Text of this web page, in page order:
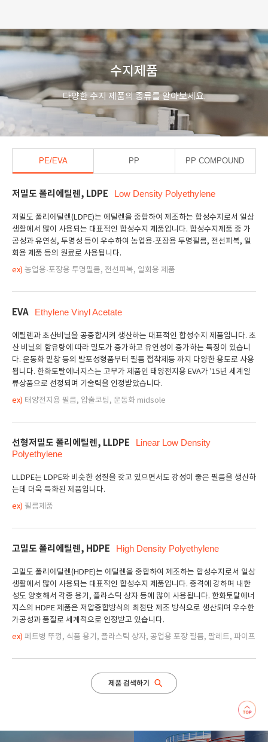
수지제품
다양한 수지 제품의 종류를 알아보세요.
PE/EVA PP PP COMPOUND
저밀도 폴리에틸렌, LDPE Low Density Polyethylene
저밀도 폴리에틸렌(LDPE)는 에틸렌을 중합하여 제조하는 합성수지로서 일상
생활에서 많이 사용되는 대표적인 합성수지 제품입니다. 합성수지제품 중 가
공성과 유연성, 투명성 등이 우수하여 농업용·포장용 투명필름, 전선피복, 일
회용 제품 등의 원료로 사용됩니다.
ex) 농업용·포장용 투명필름, 전선피복, 일회용 제품
EVA Ethylene Vinyl Acetate
에틸렌과 초산비닐을 공중합시켜 생산하는 대표적인 합성수지 제품입니다. 초
산 비닐의 함유량에 따라 밀도가 증가하고 유연성이 증가하는 특징이 있습니
다. 운동화 밑창 등의 발포성형품부터 필름 접착제등 까지 다양한 용도로 사용
됩니다. 한화토탈에너지스는 고부가 제품인 태양전지용 EVA가 '15년 세계일
류상품으로 선정되며 기술력을 인정받았습니다.
ex) 태양전지용 필름, 압출코팅, 운동화 midsole
선형저밀도 폴리에틸렌, LLDPE
Linear Low Density
Polyethylene
LLDPE는 LDPE와 비슷한 성질을 갖고 있으면서도 강성이 좋은 필름을 생산하
는데 더욱 특화된 제품입니다.
ex) 필름제품
고밀도 폴리에틸렌, HDPE High Density Polyethylene
고밀도 폴리에틸렌(HDPE)는 에틸렌을 중합하여 제조하는 합성수지로서 일상
생활에서 많이 사용되는 대표적인 합성수지 제품입니다. 충격에 강하며 내한
성도 양호해서 각종 용기, 플라스틱 상자 등에 많이 사용됩니다. 한화토탈에너
지스의 HDPE 제품은 저압중합방식의 최첨단 제조 방식으로 생산되며 우수한
가공성과 품질로 세계적으로 인정받고 있습니다.
ex) 페트병 뚜껑, 식품 용기, 플라스틱 상자, 공업용 포장 필름, 팔레트, 파이프